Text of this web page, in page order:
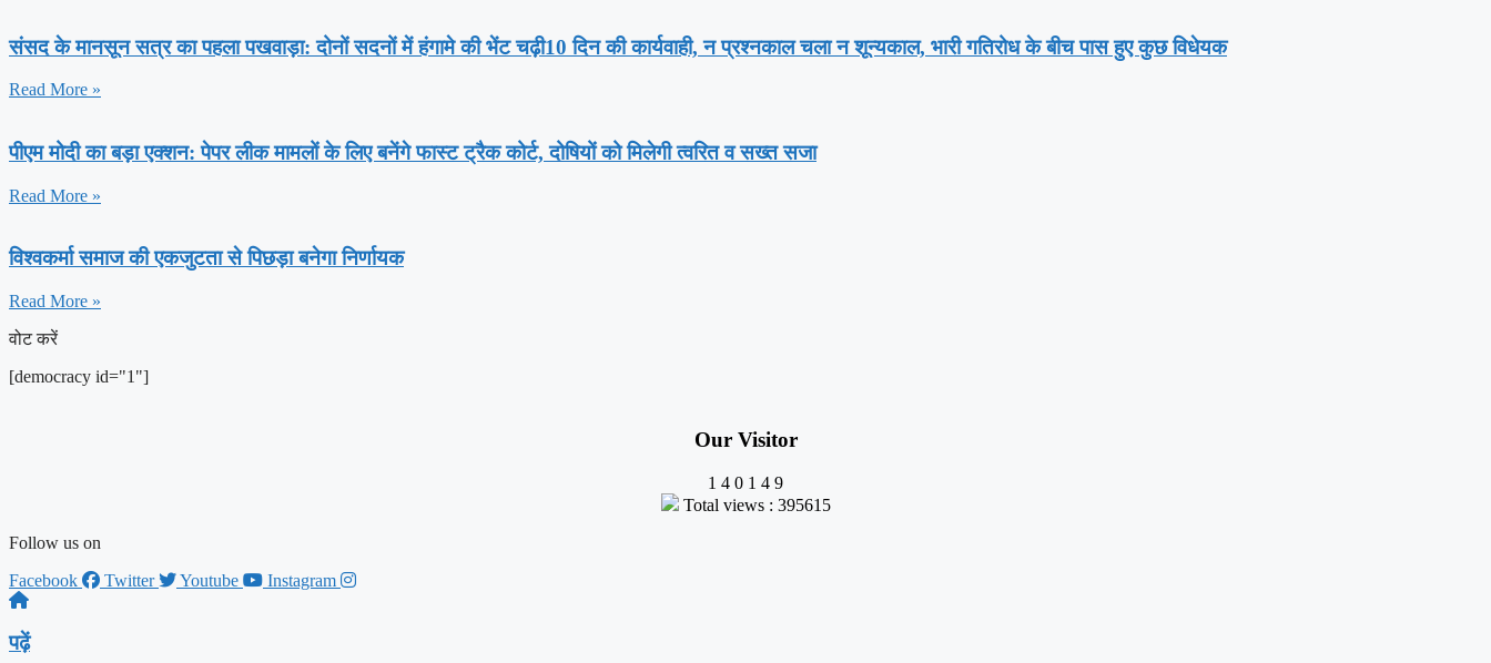
संसद के मानसून सत्र का पहला पखवाड़ा: दोनों सदनों में हंगामे की भेंट चढ़ी10 दिन की कार्यवाही, न प्रश्नकाल चला न शून्यकाल, भारी गतिरोध के बीच पास हुए कुछ विधेयक
Read More »
पीएम मोदी का बड़ा एक्शन: पेपर लीक मामलों के लिए बनेंगे फास्ट ट्रैक कोर्ट, दोषियों को मिलेगी त्वरित व सख्त सजा
Read More »
विश्वकर्मा समाज की एकजुटता से पिछड़ा बनेगा निर्णायक
Read More »
वोट करें
[democracy id="1"]
Our Visitor
1 4 0 1 4 9
Total views : 395615
Follow us on
Facebook
Twitter Youtube Instagram
पढ़ें